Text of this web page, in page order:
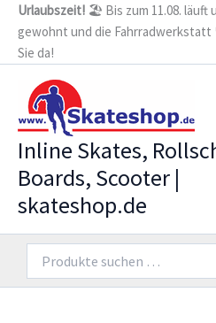
Zum
Inhalt
springen
Urlaubszeit! 🏖️ Bis zum 11.08. läuft
gewohnt und die Fahrradwerkstatt
Sie da!
Inline Skates,
Boards, Scooter |
skateshop.de
nach:
Menge